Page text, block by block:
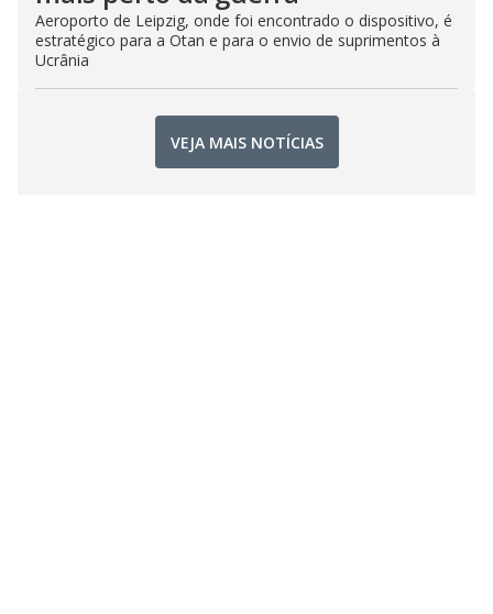
Aeroporto de Leipzig, onde foi encontrado o dispositivo, é
estratégico para a Otan e para o envio de suprimentos à
Ucrânia
VEJA MAIS NOTÍCIAS